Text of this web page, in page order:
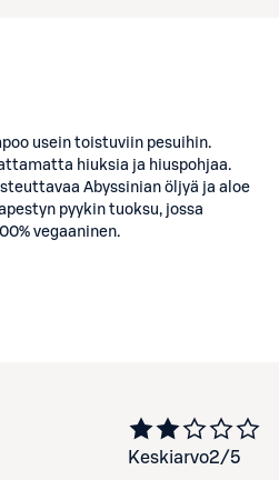
usein toistuviin pesuihin.
hiuksia ja hiuspohjaa.
Abyssinian öljyä ja aloe
pyykin tuoksu, jossa
vegaaninen.
Keskiarvo2/5